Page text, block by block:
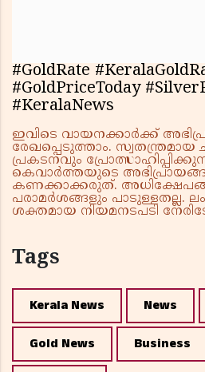
#GoldRate
#GoldPriceToday
#KeralaNews
ഇവിടെ വായനക്കാർക്ക്
രേഖപ്പെടുത്താം. സ്വതന്ത്രമായ
പ്രകടനവും
കെവാർത്തയുടെ
കണക്കാക്കരുത്.
പരാമർശങ്ങളും പാടുള്ളതല്ല.
ശക്തമായ നിയമനടപടി
Tags
Kerala News News
Gold News Business